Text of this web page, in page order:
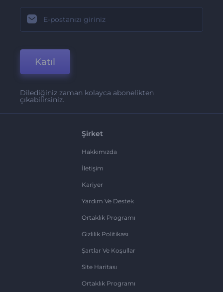
Katıl
Dilediğiniz zaman kolayca abonelikten
çıkabilirsiniz.
Şirket
Hakkımızda
İletişim
Kariyer
Yardım Ve Destek
Ortaklık Programı
Gizlilik Politikası
Şartlar Ve Koşullar
Site Haritası
Ortaklık Programı